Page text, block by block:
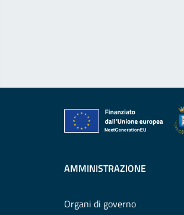
AMMINISTRAZIONE
Organi di governo